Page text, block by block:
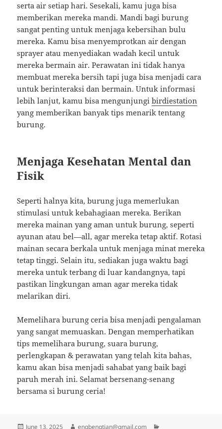
serta air setiap hari. Sesekali, kamu juga bisa
memberikan mereka mandi. Mandi bagi burung
sangat penting untuk menjaga kebersihan bulu
mereka. Kamu bisa menyemprotkan air dengan
sprayer atau menyediakan wadah kecil untuk
mereka bermain air. Perawatan ini tidak hanya
membuat mereka bersih tapi juga bisa menjadi cara
untuk berinteraksi dan bermain. Untuk informasi
lebih lanjut, kamu bisa mengunjungibirdiestation
yang memberikan banyak tips menarik tentang
burung.
Menjaga Kesehatan Mental dan
Fisik
Seperti halnya kita, burung juga memerlukan
stimulasi untuk kebahagiaan mereka. Berikan
mereka mainan yang aman untuk burung, seperti
ayunan atau bel—all, agar mereka tetap aktif. Rotasi
mainan secara berkala untuk menjaga minat mereka
tetap tinggi. Selain itu, sediakan juga waktu bagi
mereka untuk terbang di luar kandangnya, tapi
pastikan lingkungan aman agar mereka tidak
melarikan diri.
Memelihara burung ceria bisa menjadi pengalaman
yang sangat memuaskan. Dengan memperhatikan
tips memelihara burung, suara burung,
perlengkapan & perawatan yang telah kita bahas,
kamu akan bisa menjadi sahabat yang baik bagi
paruh merah ini. Selamat bersenang-senang
bersama si burung ceria!
Posted
June 13, 2025 Author
engbengtian@gmail.com